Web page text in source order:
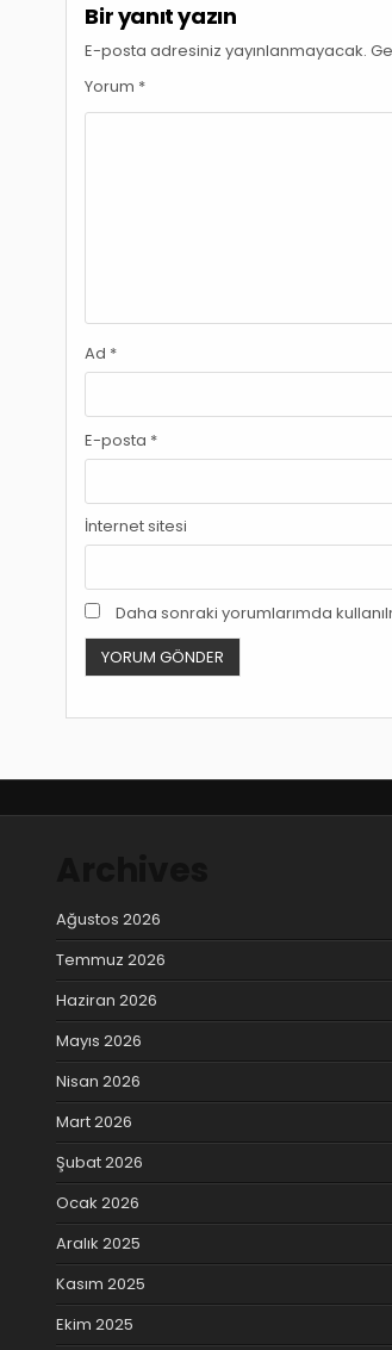
Bir yanıt yazın
E-posta adresiniz yayınlanmayacak.
Yorum *
Ad *
E-posta *
İnternet sitesi
Daha sonraki yorumlarımda
Ağustos 2026
Temmuz 2026
Haziran 2026
Mayıs 2026
Nisan 2026
Mart 2026
Şubat 2026
Ocak 2026
Aralık 2025
Kasım 2025
Ekim 2025